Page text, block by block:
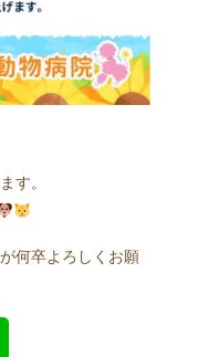
す。
何卒よろしくお願